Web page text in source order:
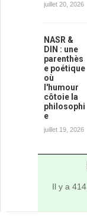
juillet 20, 2026
NASR &
DIN : une
parenthès
e poétique
où
l'humour
côtoie la
philosophi
e
juillet 19, 2026
Il y a